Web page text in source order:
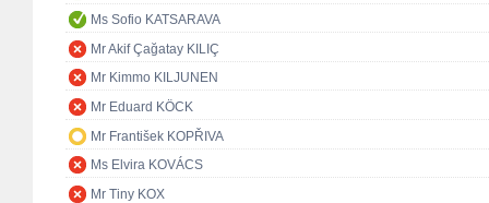
Ms Sofio KATSARAVA
Mr Akif Çağatay KILIÇ
Mr Kimmo KILJUNEN
Mr Eduard KÖCK
Mr František KOPŘIVA
Ms Elvira KOVÁCS
Mr Tiny KOX